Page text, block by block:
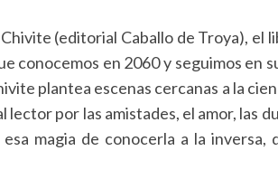
(editorial Caballo de Troya), el
conocemos en 2060 y seguimos en
plantea escenas cercanas a la
lector por las amistades, el amor, las
magia de conocerla a la inversa,